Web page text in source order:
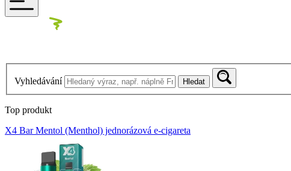
Vyhledávání Hledat
Top produkt
X4 Bar Mentol (Menthol) jednorázová e-cigareta